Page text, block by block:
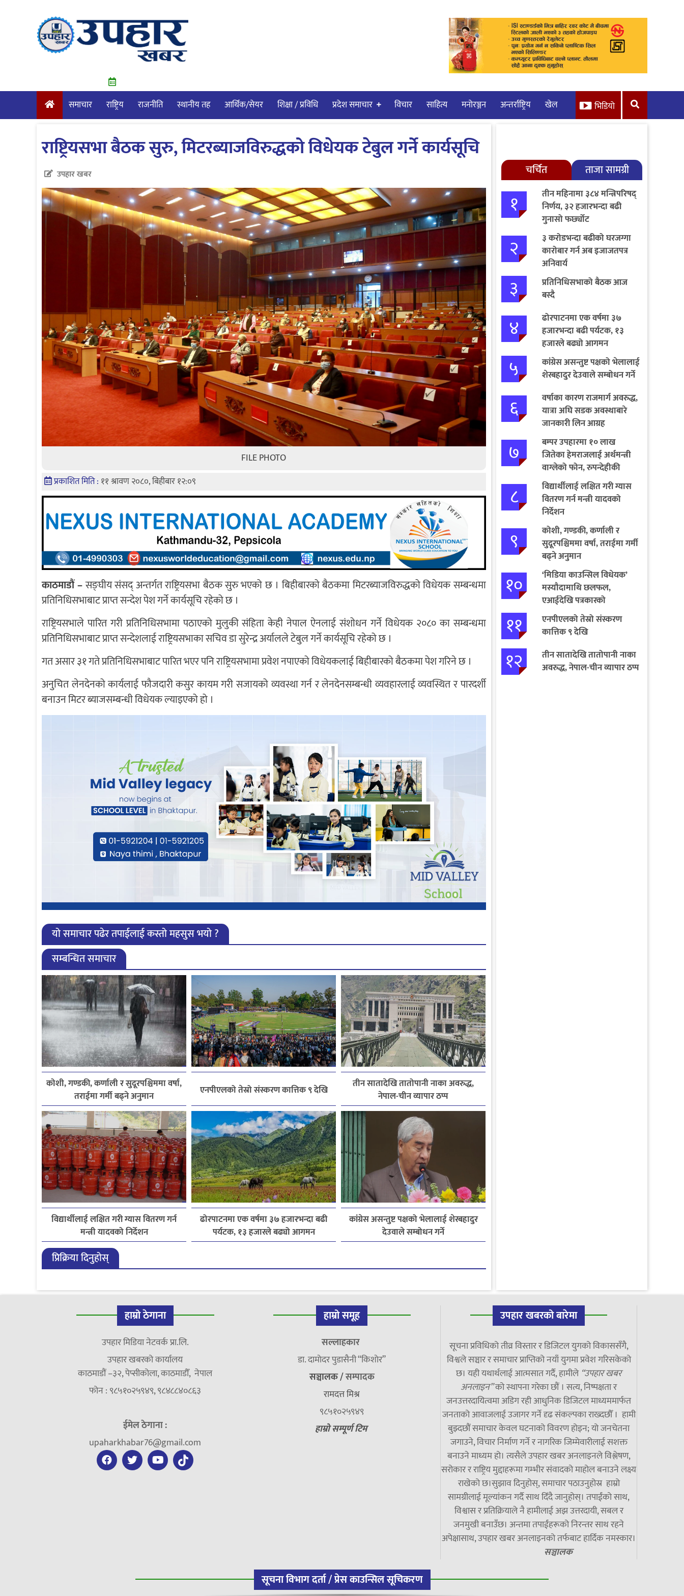
समाचार राष्ट्रिय राजनीति स्थानीय तह आर्थिक/सेयर शिक्षा / प्रविधि प्रदेश समाचार विचार साहित्य मनाेरञ्जन अन्तर्राष्ट्रिय खेल भिडियो
राष्ट्रियसभा बैठक सुरु, मिटरब्याजविरुद्धको विधेयक टेबुल गर्ने कार्यसूचि
उपहार खबर
FILE PHOTO
प्रकाशित मिति : ११ श्रावण २०८०, बिहीबार १२:०९
काठमाडौं –सङ्घीय संसद् अन्तर्गत राष्ट्रियसभा बैठक सुरु भएको छ । बिहीबारको बैठकमा मिटरब्याजविरुद्धको विधेयक सम्बन्धमा
प्रतिनिधिसभाबाट प्राप्त सन्देश पेश गर्ने कार्यसूचि रहेको छ ।
राष्ट्रियसभाले पारित गरी प्रतिनिधिसभामा पठाएको मुलुकी संहिता केही नेपाल ऐनलाई संशोधन गर्ने विधेयक २०८० का सम्बन्धमा
प्रतिनिधिसभाबाट प्राप्त सन्देशलाई राष्ट्रियसभाका सचिव डा सुरेन्द्र अर्यालले टेबुल गर्ने कार्यसूचि रहेको छ ।
गत असार ३१ गते प्रतिनिधिसभाबाट पारित भएर पनि राष्ट्रियसभामा प्रवेश नपाएको विधेयकलाई बिहीबारको बैठकमा पेश गरिने छ ।
अनुचित लेनदेनको कार्यलाई फौजदारी कसुर कायम गरी सजायको व्यवस्था गर्न र लेनदेनसम्बन्धी व्यवहारलाई व्यवस्थित र पारदर्शी
बनाउन मिटर ब्याजसम्बन्धी विधेयक ल्याइएको हो ।
यो समाचार पढेर तपाईलाई कस्तो महसुस भयो ?
सम्बन्धित समाचार
कोशी, गण्डकी, कर्णाली र सुदूरपश्चिममा वर्षा,
तराईमा गर्मी बढ्ने अनुमान
एनपीएलको तेस्रो संस्करण कात्तिक ९ देखि
तीन सातादेखि तातोपानी नाका अवरुद्ध,
नेपाल-चीन व्यापार ठप्प
विद्यार्थीलाई लक्षित गरी ग्यास वितरण गर्न
मन्त्री यादवको निर्देशन
ढोरपाटनमा एक वर्षमा ३७ हजारभन्दा बढी
पर्यटक, १३ हजारले बढ्यो आगमन
कांग्रेस असन्तुष्ट पक्षको भेलालाई शेरबहादुर
देउवाले सम्बोधन गर्ने
प्रिक्रिया दिनुहोस्
चर्चित ताजा सामग्री
१
तीन महिनामा ३८४ मन्त्रिपरिषद्
निर्णय, ३२ हजारभन्दा बढी
गुनासो फर्छ्योट
२
३ करोडभन्दा बढीको घरजग्गा
कारोबार गर्न अब इजाजतपत्र
अनिवार्य
३
प्रतिनिधिसभाको बैठक आज
बस्दै
४
ढोरपाटनमा एक वर्षमा ३७
हजारभन्दा बढी पर्यटक, १३
हजारले बढ्यो आगमन
५
कांग्रेस असन्तुष्ट पक्षको भेलालाई
शेरबहादुर देउवाले सम्बोधन गर्ने
६
वर्षाका कारण राजमार्ग अवरुद्ध,
यात्रा अघि सडक अवस्थाबारे
जानकारी लिन आग्रह
७
बम्पर उपहारमा १० लाख
जितेका हेमराजलाई अर्थमन्त्री
वाग्लेको फोन, रुपन्देहीकी
सपनाले जितिन् एक लाख
८
विद्यार्थीलाई लक्षित गरी ग्यास
वितरण गर्न मन्त्री यादवको
निर्देशन
९
कोशी, गण्डकी, कर्णाली र
सुदूरपश्चिममा वर्षा, तराईमा गर्मी
बढ्ने अनुमान
१०
‘मिडिया काउन्सिल विधेयक’
मस्यौदामाथि छलफल,
एआईदेखि पत्रकारको
लाइसेन्ससम्मका विषयमा
सुझाव
११
एनपीएलको तेस्रो संस्करण
कात्तिक ९ देखि
१२
तीन सातादेखि तातोपानी नाका
अवरुद्ध, नेपाल-चीन व्यापार ठप्प
हाम्रो ठेगाना
उपहार मिडिया नेटवर्क प्रा.लि.
उपहार खबरको कार्यालय
काठमाडौं –३२, पेप्सीकोला, काठमाडौँ, नेपाल
फोन : ९८५१०२५९४९, ९८४८८४०८६३
ईमेल ठेगाना :
upaharkhabar76@gmail.com
हाम्रो समूह
सल्लाहकार
डा. दामाेदर पुडासैनी “किशाेर”
सञ्चालक /सम्पादक
रामदत्त मिश्र
९८५१०२५९४९
हाम्रो सम्पूर्ण टिम
उपहार खबरको बारेमा
सूचना प्रविधिको तीव्र विस्तार र डिजिटल युगको विकाससँगै,
विश्वले सञ्चार र समाचार प्राप्तिको नयाँ युगमा प्रवेश गरिसकेको
छ। यही यथार्थलाई आत्मसात गर्दै, हामीले “उपहार खबर
अनलाइन”को स्थापना गरेका छौं । सत्य, निष्पक्षता र
जनउत्तरदायित्वमा अडिग रही आधुनिक डिजिटल माध्यममार्फत
जनताको आवाजलाई उजागर गर्ने दृढ संकल्पका राख्दछौँ । हामी
बुझ्दछौं समाचार केवल घटनाको विवरण होइन; यो जनचेतना
जगाउने, विचार निर्माण गर्ने र नागरिक जिम्मेवारीलाई सशक्त
बनाउने माध्यम हो। त्यसैले उपहार खबर अनलाइनले विश्लेषण,
सरोकार र राष्ट्रिय मुद्दाहरूमा गम्भीर संवादको माहोल बनाउने लक्ष्य
राखेको छ।सुझाव दिनुहोस्, समाचार पठाउनुहोस्र हाम्रो
सामग्रीलाई मूल्यांकन गर्दै साथ दिँदै जानुहोस्। तपाईंको साथ,
विश्वास र प्रतिक्रियाले नै हामीलाई अझ उत्तरदायी, सबल र
जनमुखी बनाउँछ। अन्तमा तपाईंहरूको निरन्तर साथ रहने
अपेक्षासाथ, उपहार खबर अनलाइनको तर्फबाट हार्दिक नमस्कार।
सञ्चालक
सूचना विभाग दर्ता / प्रेस काउन्सिल सूचिकरण